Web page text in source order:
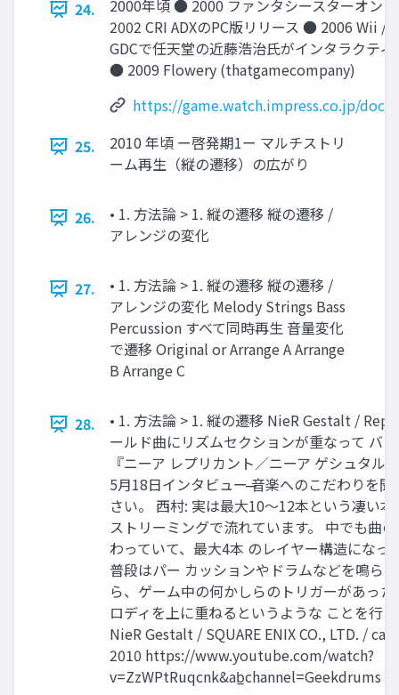
24.
2000年頃 ● 2000 ファンタシースターオン
2002 CRI ADXのPC版リリース ● 2006 Wii
GDCで任天堂の近藤浩治⽒がインタラクテ
● 2009 Flowery (thatgamecompany)
https://game.watch.impress.co.jp/
25.
2010 年頃 ー啓発期1ー マルチストリ
ーム再生（縦の遷移）の広がり
26.
• 1. ⽅法論 > 1. 縦の遷移 縦の遷移 /
アレンジの変化
27.
• 1. ⽅法論 > 1. 縦の遷移 縦の遷移 /
アレンジの変化 Melody Strings Bass
Percussion すべて同時再⽣ ⾳量変化
で遷移 Original or Arrange A Arrange
B Arrange C
28.
• 1. ⽅法論 > 1. 縦の遷移 NieR Gestalt /
ールド曲にリズムセクションが重なって バ
『ニーア レプリカント／ニーア ゲシュタル
5⽉18⽇インタビュー ̶̶⾳楽へのこだわりを
さい。 ⻄村: 実は最⼤10〜12本という凄い
ストリーミングで流れています。 中でも曲
わっていて、最⼤4本 のレイヤー構造になっ
普段はパー カッションやドラムなどを鳴ら
ら、ゲーム中の何かしらのトリガーがあっ
ロディを上に重ねるというような ことを⾏
NieR Gestalt / SQUARE ENIX CO., LTD. /
2010 https://www.youtube.com/watch?
v=ZzWPtRuqcnk&ab̲channel=Geekdrums